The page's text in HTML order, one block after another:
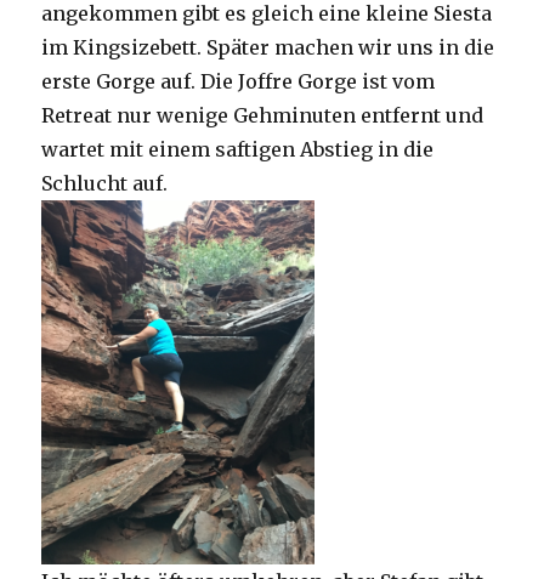
angekommen gibt es gleich eine kleine Siesta
im Kingsizebett. Später machen wir uns in die
erste Gorge auf. Die Joffre Gorge ist vom
Retreat nur wenige Gehminuten entfernt und
wartet mit einem saftigen Abstieg in die
Schlucht auf.